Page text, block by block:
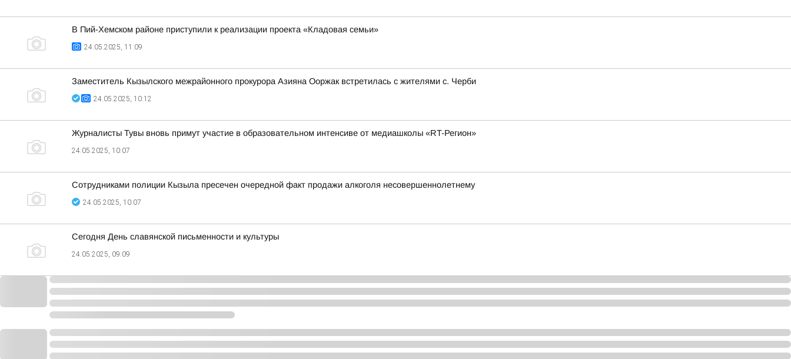
В Пий-Хемском районе приступили к реализации проекта «Кладовая семьи»
24.05.2025, 11:09
Заместитель Кызылского межрайонного прокурора Азияна Ооржак встретилась с жителями с. Черби
24.05.2025, 10:12
Журналисты Тувы вновь примут участие в образовательном интенсиве от медиашколы «RT-Регион»
24.05.2025, 10:07
Сотрудниками полиции Кызыла пресечен очередной факт продажи алкоголя несовершеннолетнему
24.05.2025, 10:07
Сегодня День славянской письменности и культуры
24.05.2025, 09:09